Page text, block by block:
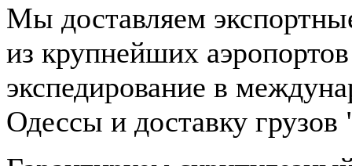
Мы доставляем
из крупнейших
экспедирование в
Одессы и доставку